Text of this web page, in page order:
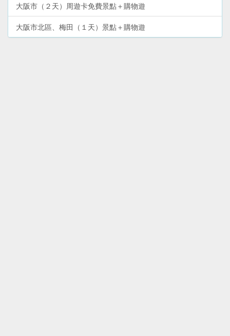
大阪市（２天）周遊卡免費景點＋購物遊
大阪市北區、梅田（１天）景點＋購物遊